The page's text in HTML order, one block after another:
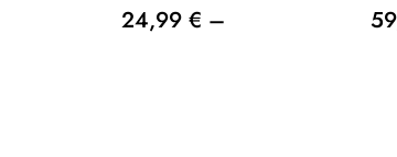
24,99 € –